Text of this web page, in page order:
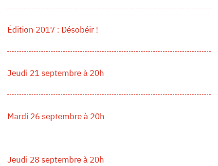
Édition 2017 : Désobéir !
Jeudi 21 septembre à 20h
Mardi 26 septembre à 20h
Jeudi 28 septembre à 20h